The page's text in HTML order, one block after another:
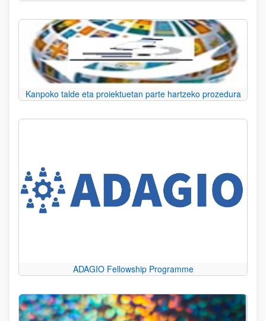
Kanpoko talde eta proiektuetan parte hartzeko prozedura
ADAGIO Fellowship Programme